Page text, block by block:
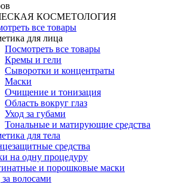
КОСМЕТОЛОГИЯ
все товары
для лица
Посмотреть все товары
Кремы и гели
Сыворотки и концентраты
Маски
Очищение и тонизация
Область вокруг глаз
Уход за губами
Тональные и матирующие средства
для тела
средства
на одну процедуру
и порошковые маски
волосами